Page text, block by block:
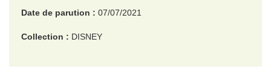
Date de parution : 07/07/2021
Collection : DISNEY